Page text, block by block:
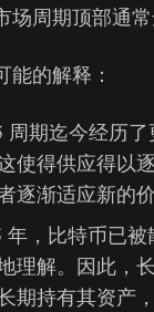
周期顶部通常
能的解释：
周期迄今经历
使得供应得以
逐渐适应新的价
年，比特币已
理解。因此，
期持有其资产